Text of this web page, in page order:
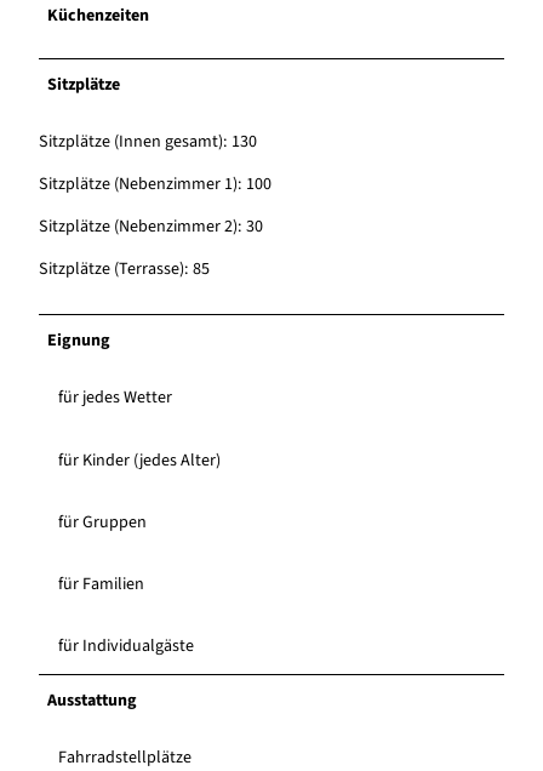
Küchenzeiten
Sitzplätze
Sitzplätze (Innen gesamt): 130
Sitzplätze (Nebenzimmer 1): 100
Sitzplätze (Nebenzimmer 2): 30
Sitzplätze (Terrasse): 85
Eignung
für jedes Wetter
für Kinder (jedes Alter)
für Gruppen
für Familien
für Individualgäste
Ausstattung
Fahrradstellplätze